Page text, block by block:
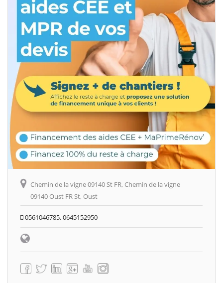
Chemin de la vigne 09140 St FR, Chemin de la vigne
09140 Oust FR St, Oust
0561046785, 0645152950